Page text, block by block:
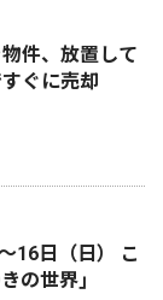
件、放置して
ぐに売却
16日（日） こ
の世界｣